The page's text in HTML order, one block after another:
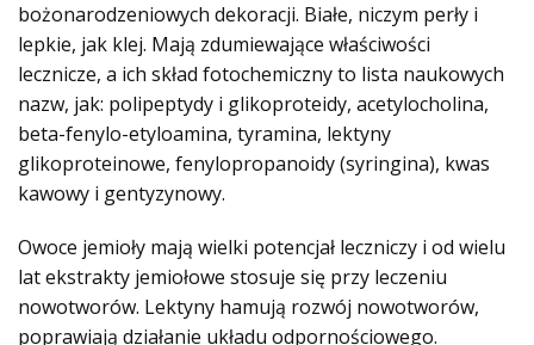
bożonarodzeniowych dekoracji. Białe, niczym perły i
lepkie, jak klej. Mają zdumiewające właściwości
lecznicze, a ich skład fotochemiczny to lista naukowych
nazw, jak: polipeptydy i glikoproteidy, acetylocholina,
beta-fenylo-etyloamina, tyramina, lektyny
glikoproteinowe, fenylopropanoidy (syringina), kwas
kawowy i gentyzynowy.
Owoce jemioły mają wielki potencjał leczniczy i od wielu
lat ekstrakty jemiołowe stosuje się przy leczeniu
nowotworów. Lektyny hamują rozwój nowotworów,
poprawiają działanie układu odpornościowego.